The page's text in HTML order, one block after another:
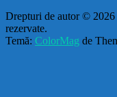
Drepturi de autor © 2026
rezervate.
Temă: ColorMag de